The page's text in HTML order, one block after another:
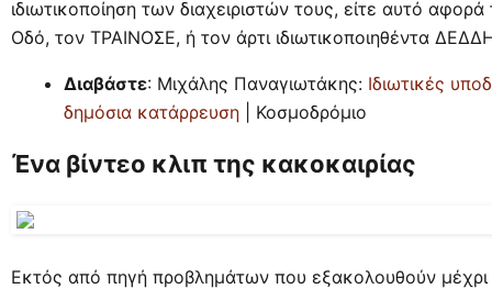
ιδιωτικοποίηση των διαχειριστών τους, είτε αυτό αφορά
Οδό, τον ΤΡΑΙΝΟΣΕ, ή τον άρτι ιδιωτικοποιηθέντα
Διαβάστε: Μιχάλης Παναγιωτάκης: Ιδιωτικές
δημόσια κατάρρευση| Κοσμοδρόμιο
Ένα βίντεο κλιπ της κακοκαιρίας
Εκτός από πηγή προβλημάτων που εξακολουθούν